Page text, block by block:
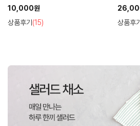
10,000원
상품후기 (15)
복지
상품후기